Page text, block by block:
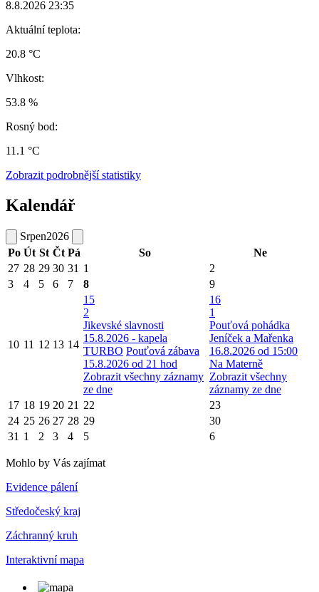
8.8.2026 23:35
Aktuální teplota:
20.8 °C
Vlhkost:
53.8 %
Rosný bod:
11.1 °C
Zobrazit podrobnější statistiky
Kalendář
Srpen2026
Po Út St Čt Pá So
Ne
27 28 29 30 31 1
2
3
4 5 6 7 8 9
10 11 12 13 14
15
2
Jikevské slavnosti
15.8.2026 - kapela
TURBO Pouťová zábava
15.8.2026 od 21 hod
Zobrazit všechny záznamy
ze dne
16
1
Pouťová pohádka
Jeníček a Mařenka
16.8.2026 od 15:00
Na Materně
Zobrazit všechny
záznamy ze dne
17 18 19 20 21 22
23
24 25 26 27 28 29
30
31 1 2 3 4 5 6
Mohlo by Vás zajímat
Evidence pálení
Středočeský kraj
Záchranný kruh
Interaktivní mapa